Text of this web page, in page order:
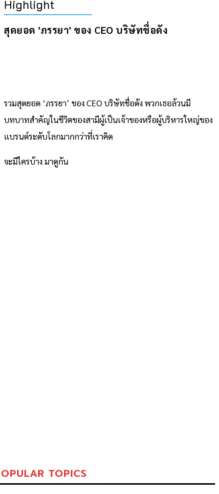
Highlight
สุดยอด 'ภรรยา' ของ CEO บริษัทชื่อดัง
รวมสุดยอด ‘ภรรยา’ ของ CEO บริษัทชื่อดัง พวกเธอล้วนมี
บทบาทสำคัญในชีวิตของสามีผู้เป็นเจ้าของหรือผู้บริหารใหญ่ของ
แบรนด์ระดับโลกมากกว่าที่เราคิด
จะมีใครบ้าง มาดูกัน
TOPICS